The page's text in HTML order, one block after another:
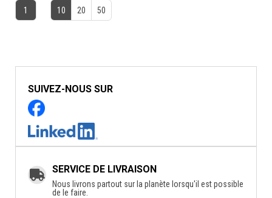
1 10 20 50
SUIVEZ-NOUS SUR
SERVICE DE LIVRAISON
Nous livrons partout sur la planète lorsqu'il est possible
de le faire.